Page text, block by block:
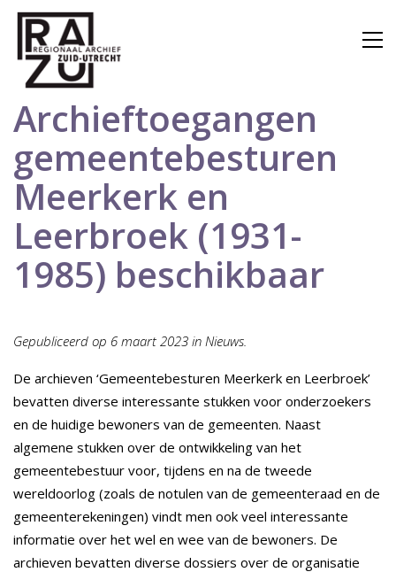
Archieftoegangen
gemeentebesturen
Meerkerk en
Leerbroek (1931-
1985) beschikbaar
Gepubliceerd op 6 maart 2023 in Nieuws.
De archieven ‘Gemeentebesturen Meerkerk en Leerbroek’
bevatten diverse interessante stukken voor onderzoekers
en de huidige bewoners van de gemeenten. Naast
algemene stukken over de ontwikkeling van het
gemeentebestuur voor, tijdens en na de tweede
wereldoorlog (zoals de notulen van de gemeenteraad en de
gemeenterekeningen) vindt men ook veel interessante
informatie over het wel en wee van de bewoners. De
archieven bevatten diverse dossiers over de organisatie